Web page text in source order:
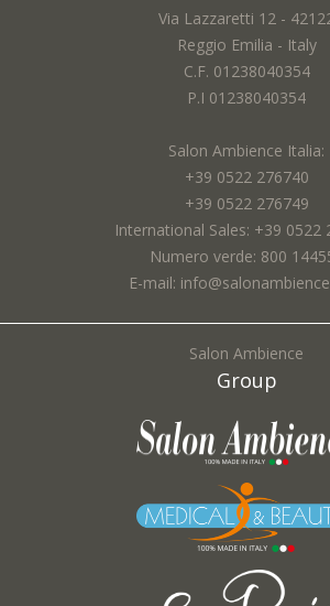
Via Lazzaretti 12 -
Reggio Emilia - Italy
C.F. 01238040354
P.I 01238040354
Salon Ambience Italia:
+39 0522 276740
+39 0522 276749
International Sales: +39 0522
Numero verde: 800
E-mail:
Salon Ambience
Group